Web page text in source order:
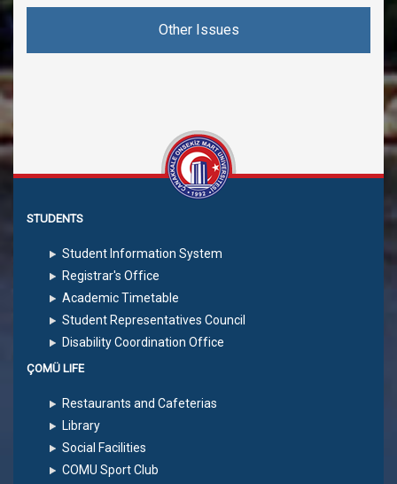
Other Issues
STUDENTS
Student Information System
Registrar's Office
Academic Timetable
Student Representatives Council
Disability Coordination Office
ÇOMÜ LIFE
Restaurants and Cafeterias
Library
Social Facilities
COMU Sport Club